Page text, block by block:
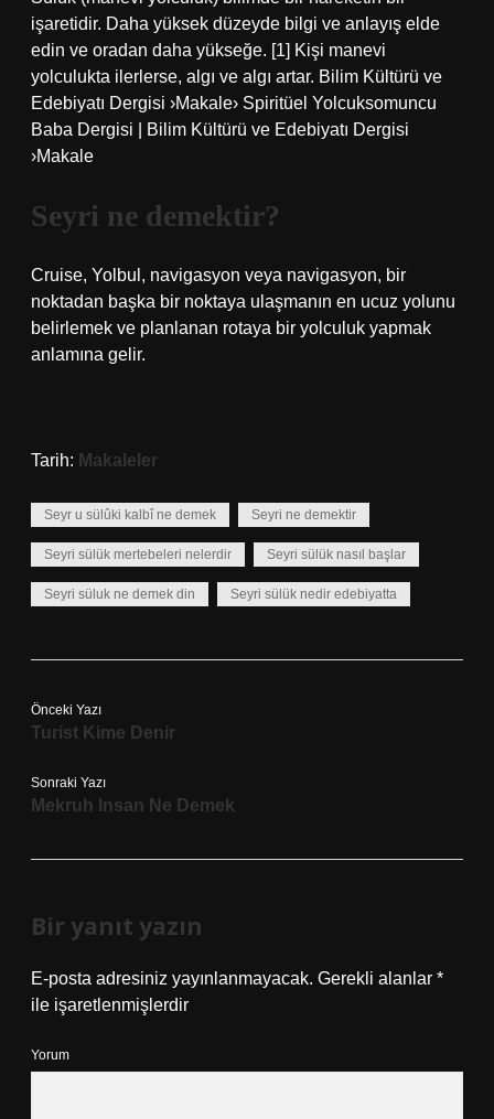
işaretidir. Daha yüksek düzeyde bilgi ve anlayış elde
edin ve oradan daha yükseğe. [1] Kişi manevi
yolculukta ilerlerse, algı ve algı artar. Bilim Kültürü ve
Edebiyatı Dergisi ›Makale› Spiritüel Yolcuksomuncu
Baba Dergisi | Bilim Kültürü ve Edebiyatı Dergisi
›Makale
Seyri ne demektir?
Cruise, Yolbul, navigasyon veya navigasyon, bir
noktadan başka bir noktaya ulaşmanın en ucuz yolunu
belirlemek ve planlanan rotaya bir yolculuk yapmak
anlamına gelir.
Tarih: Makaleler
Seyr u sülûki kalbî ne demek Seyri ne demektir
Seyri sülük mertebeleri nelerdir Seyri sülük nasıl başlar
Seyri süluk ne demek din Seyri sülük nedir edebiyatta
Önceki Yazı
Turist Kime Denir
Sonraki Yazı
Mekruh Insan Ne Demek
Bir yanıt yazın
E-posta adresiniz yayınlanmayacak. Gerekli alanlar *
ile işaretlenmişlerdir
Yorum